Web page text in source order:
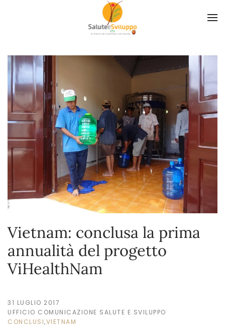
Skip to main content
Vietnam: conclusa la prima
annualità del progetto
ViHealthNam
31 LUGLIO 2017
UFFICIO COMUNICAZIONE SALUTE E SVILUPPO
CONCLUSI,VIETNAM